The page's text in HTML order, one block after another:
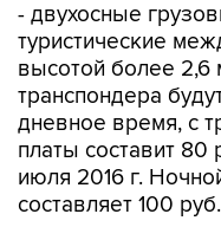
- двухосные
туристические
высотой более
транспондера
дневное время, с
платы составит 80
июля 2016 г.
составляет 100